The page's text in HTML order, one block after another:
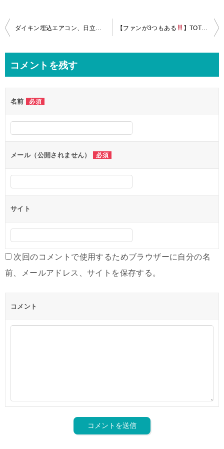
投
ビ
ー
シ
ョ
ン
【ファンが3つもある 】TOTO三乾王の分解クリーニングin大田区！
コメントを残す
名前 必須
メール（公開されません） 必須
サイト
次回のコメントで使用するためブラウザーに自分の名
前、メールアドレス、サイトを保存する。
コメント